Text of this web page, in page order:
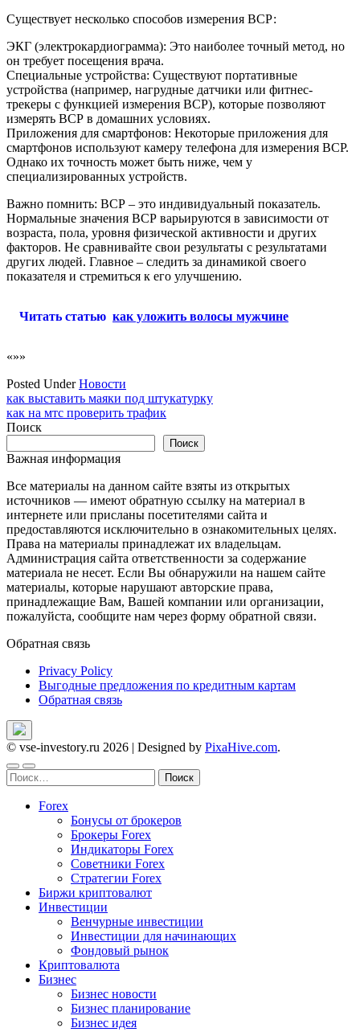
Существует несколько способов измерения ВСР:
ЭКГ (электрокардиограмма): Это наиболее точный метод, но
он требует посещения врача.
Специальные устройства: Существуют портативные
устройства (например, нагрудные датчики или фитнес-
трекеры с функцией измерения ВСР), которые позволяют
измерять ВСР в домашних условиях.
Приложения для смартфонов: Некоторые приложения для
смартфонов используют камеру телефона для измерения ВСР.
Однако их точность может быть ниже, чем у
специализированных устройств.
Важно помнить: ВСР – это индивидуальный показатель.
Нормальные значения ВСР варьируются в зависимости от
возраста, пола, уровня физической активности и других
факторов. Не сравнивайте свои результаты с результатами
других людей. Главное – следить за динамикой своего
показателя и стремиться к его улучшению.
Читать статью как уложить волосы мужчине
«»»
Posted UnderНовости
Навигация
по
как выставить маяки под штукатурку
как на мтс проверить трафик
Поиск
Поиск
Важная информация
Все материалы на данном сайте взяты из открытых
источников — имеют обратную ссылку на материал в
интернете или присланы посетителями сайта и
предоставляются исключительно в ознакомительных целях.
Права на материалы принадлежат их владельцам.
Администрация сайта ответственности за содержание
материала не несет. Если Вы обнаружили на нашем сайте
материалы, которые нарушают авторские права,
принадлежащие Вам, Вашей компании или организации,
пожалуйста, сообщите нам через форму обратной связи.
Обратная связь
Privacy Policy
Выгодные предложения по кредитным картам
Обратная связь
© vse-investory.ru 2026 | Designed by PixaHive.com.
Найти:
Forex
Бонусы от брокеров
Брокеры Forex
Индикаторы Forex
Советники Forex
Стратегии Forex
Биржи криптовалют
Инвестиции
Венчурные инвестиции
Инвестиции для начинающих
Фондовый рынок
Криптовалюта
Бизнес
Бизнес новости
Бизнес планирование
Бизнес идея